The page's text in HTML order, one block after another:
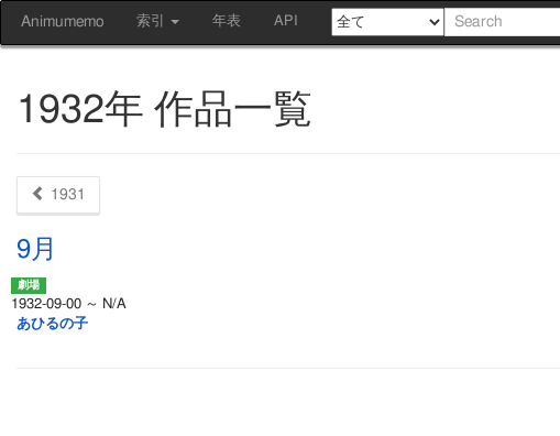
Animumemo 索引 年表 API
1932年 作品一覧
1931
9月
1932-09-00 ～ N/A
あひるの子